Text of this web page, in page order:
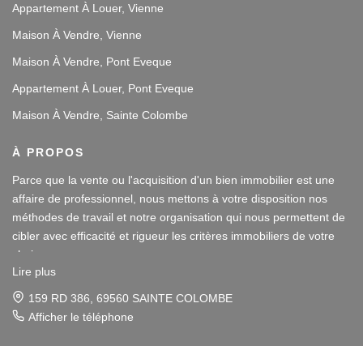
Appartement À Louer, Vienne
Maison À Vendre, Vienne
Maison À Vendre, Pont Eveque
Appartement À Louer, Pont Eveque
Maison À Vendre, Sainte Colombe
À PROPOS
Parce que la vente ou l'acquisition d'un bien immobilier est une
affaire de professionnel, nous mettons à votre disposition nos
méthodes de travail et notre organisation qui nous permettent de
cibler avec efficacité et rigueur les critères immobiliers de votre
choix.
Notre disponibilité et notre écoute au sein de nos agences
immobilières à Vienne et Sainte Colombe les Vienne, au Sud de
Lire plus
159 RD 386, 69560 SAINTE COLOMBE
Afficher le téléphone